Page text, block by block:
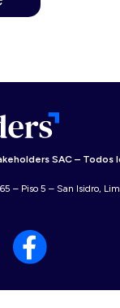
SAC – Todos
– Piso 5 – San Isidro,